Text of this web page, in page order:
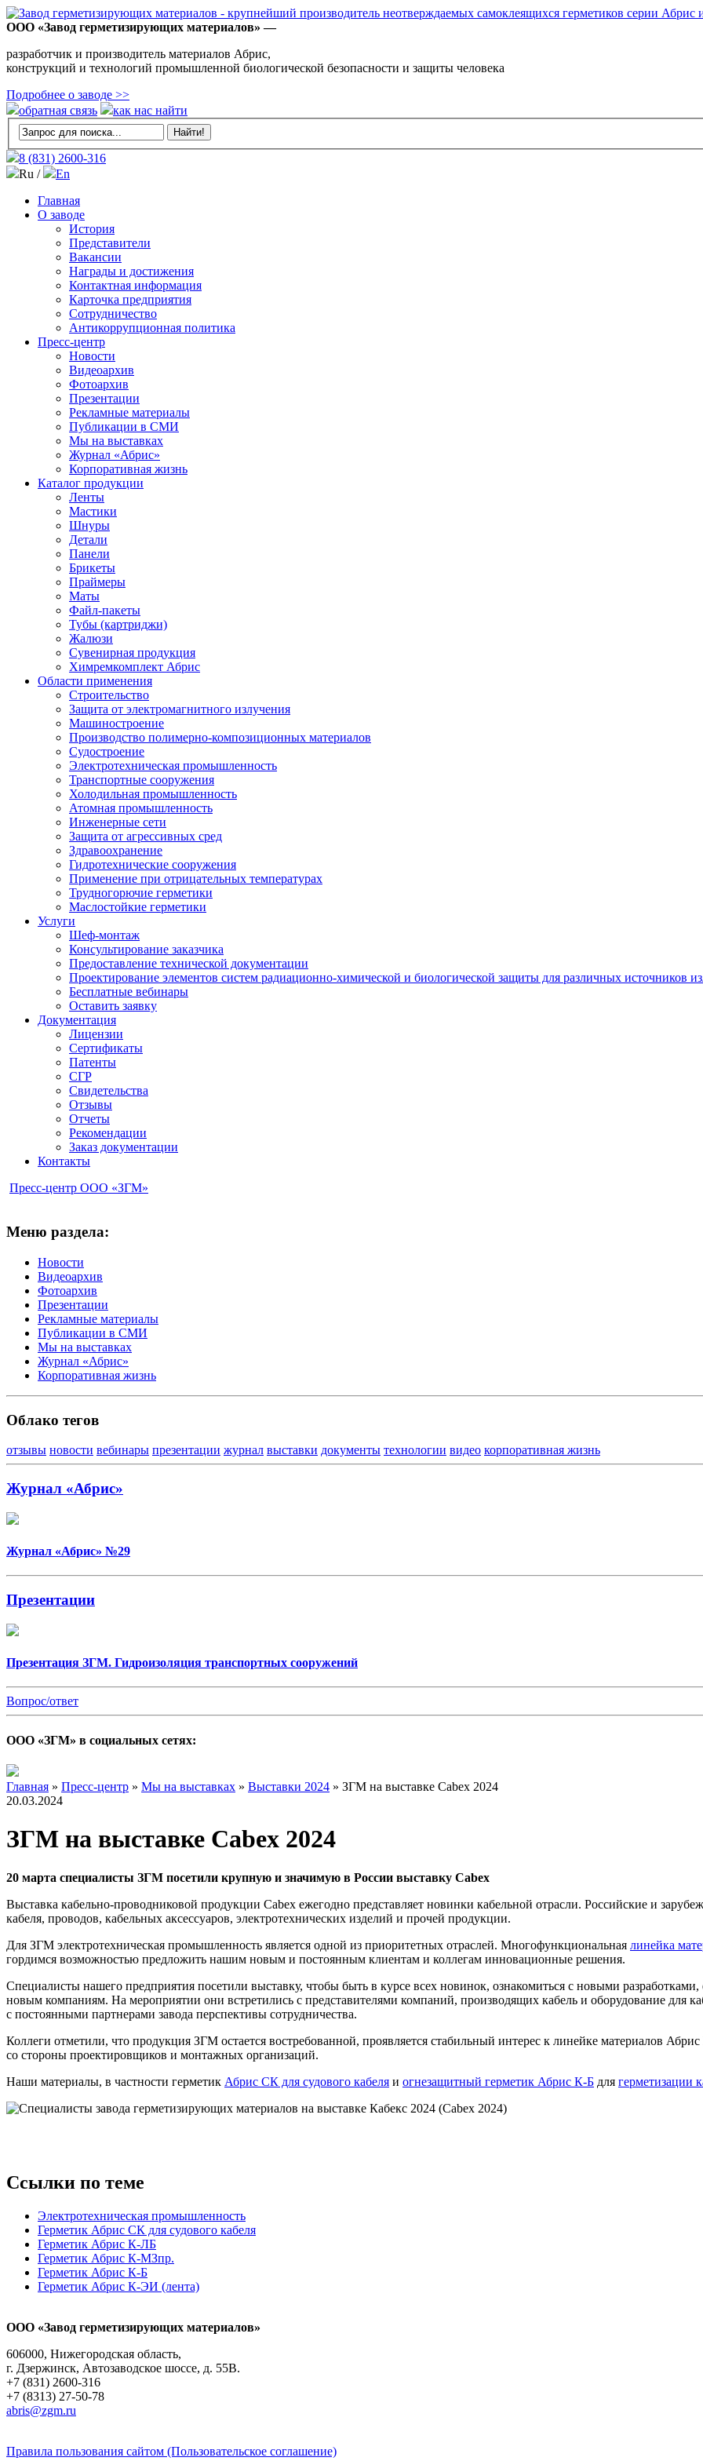
ООО «Завод герметизирующих материалов» —
разработчик и производитель материалов Абрис,
конструкций и технологий промышленной биологической безопасности и защиты человека
Подробнее о заводе >>
обратная связь
как нас найти
8 (831) 2600-316
Ru /
En
Главная
О заводе
История
Представители
Вакансии
Награды и достижения
Контактная информация
Карточка предприятия
Сотрудничество
Антикоррупционная политика
Пресс-центр
Новости
Видеоархив
Фотоархив
Презентации
Рекламные материалы
Публикации в СМИ
Мы на выставках
Журнал «Абрис»
Корпоративная жизнь
Каталог продукции
Ленты
Мастики
Шнуры
Детали
Панели
Брикеты
Праймеры
Маты
Файл-пакеты
Тубы (картриджи)
Жалюзи
Сувенирная продукция
Химремкомплект Абрис
Области применения
Строительство
Защита от электромагнитного излучения
Машиностроение
Производство полимерно-композиционных материалов
Судостроение
Электротехническая промышленность
Транспортные сооружения
Холодильная промышленность
Атомная промышленность
Инженерные сети
Защита от агрессивных сред
Здравоохранение
Гидротехнические сооружения
Применение при отрицательных температурах
Трудногорючие герметики
Маслостойкие герметики
Услуги
Шеф-монтаж
Консультирование заказчика
Предоставление технической документации
Проектирование элементов систем радиационно-химической и биологической защиты для различных источников
Бесплатные вебинары
Оставить заявку
Документация
Лицензии
Сертификаты
Патенты
СГР
Свидетельства
Отзывы
Отчеты
Рекомендации
Заказ документации
Контакты
Пресс-центр ООО «ЗГМ»
Меню раздела:
Новости
Видеоархив
Фотоархив
Презентации
Рекламные материалы
Публикации в СМИ
Мы на выставках
Журнал «Абрис»
Корпоративная жизнь
Облако тегов
отзывы новости вебинары презентации журнал выставки документы технологии видео корпоративная жизнь
Журнал «Абрис»
Журнал «Абрис» №29
Презентации
Презентация ЗГМ. Гидроизоляция транспортных сооружений
Вопрос/ответ
ООО «ЗГМ» в социальных сетях:
Главная » Пресс-центр » Мы на выставках » Выставки 2024 » ЗГМ на выставке Cabex 2024
20.03.2024
ЗГМ на выставке Cabex 2024
20 марта специалисты ЗГМ посетили крупную и значимую в России выставку Cabex
Выставка кабельно-проводниковой продукции Cabex ежегодно представляет новинки кабельной отрасли. Российские и
кабеля, проводов, кабельных аксессуаров, электротехнических изделий и прочей продукции.
Для ЗГМ электротехническая промышленность является одной из приоритетных отраслей. Многофункциональная линейка
гордимся возможностью предложить нашим новым и постоянным клиентам и коллегам инновационные решения.
Специалисты нашего предприятия посетили выставку, чтобы быть в курсе всех новинок, ознакомиться с новыми
новым компаниям. На мероприятии они встретились с представителями компаний, производящих кабель и оборудование для
с постоянными партнерами завода перспективы сотрудничества.
Коллеги отметили, что продукция ЗГМ остается востребованной, проявляется стабильный интерес к линейке материалов
со стороны проектировщиков и монтажных организаций.
Наши материалы, в частности герметик Абрис СК для судового кабеля и огнезащитный герметик Абрис К-Б для герметизации
Ссылки по теме
Электротехническая промышленность
Герметик Абрис СК для судового кабеля
Герметик Абрис К-ЛБ
Герметик Абрис К-МЗпр.
Герметик Абрис К-Б
Герметик Абрис К-ЭИ (лента)
ООО «Завод герметизирующих материалов»
606000, Нижегородская область,
г. Дзержинск, Автозаводское шоссе, д. 55В.
+7 (831) 2600-316
+7 (8313) 27-50-78
abris@zgm.ru
Правила пользования сайтом (Пользовательское соглашение)